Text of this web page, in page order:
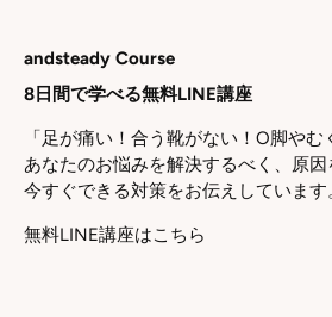
andsteady Course
8日間で学べる無料LINE講座
「足が痛い！合う靴がない！O脚やむ
あなたのお悩みを解決するべく、原因
今すぐできる対策をお伝えしています
無料LINE講座はこちら